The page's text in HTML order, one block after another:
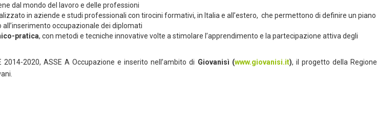
dal mondo del lavoro e delle professioni
in aziende e studi professionali con tirocini formativi, in Italia e all’estero, che permettono di definire un piano
occupazionale dei diplomati
pratica, con metodi e tecniche innovative volte a stimolare l’apprendimento e la partecipazione attiva degli
2014-2020, ASSE A Occupazione e inserito nell’ambito di Giovanisì (www.giovanisi.it), il progetto della Regione